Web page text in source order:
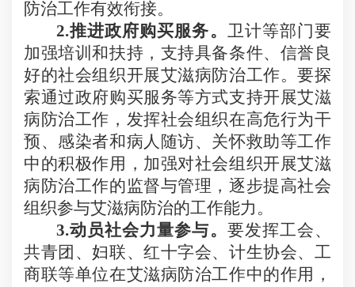
防治工作有效衔接。
2.推进政府购买服务。
卫计等部门要
加强培训和扶持，支持具备条件、信誉良
好的社会组织开展艾滋病防治工作。要探
索通过政府购买服务等方式支持开展艾滋
病防治工作，发挥社会组织在高危行为干
预、感染者和病人随访、关怀救助等工作
中的积极作用，加强对社会组织开展艾滋
病防治工作的监督与管理，逐步提高社会
组织参与艾滋病防治的工作能力。
3.动员社会力量参与。 要发挥工会、
共青团、妇联、红十字会、计生协会、工
商联等单位在艾滋病防治工作中的作用，